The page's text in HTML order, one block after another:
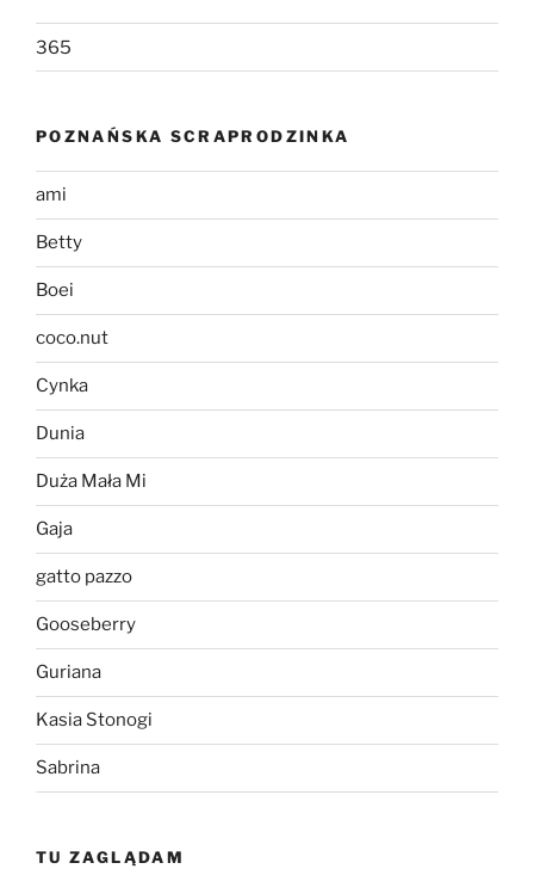
365
POZNAŃSKA SCRAPRODZINKA
ami
Betty
Boei
coco.nut
Cynka
Dunia
Duża Mała Mi
Gaja
gatto pazzo
Gooseberry
Guriana
Kasia Stonogi
Sabrina
TU ZAGLĄDAM